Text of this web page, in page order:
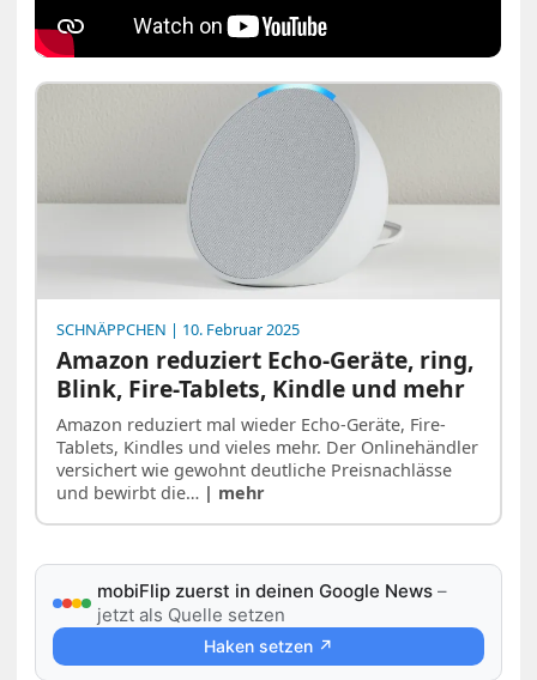
SCHNÄPPCHEN | 10. Februar 2025
Amazon reduziert Echo-Geräte, ring,
Blink, Fire-Tablets, Kindle und mehr
Amazon reduziert mal wieder Echo-Geräte, Fire-
Tablets, Kindles und vieles mehr. Der Onlinehändler
versichert wie gewohnt deutliche Preisnachlässe
und bewirbt die… | mehr
mobiFlip zuerst in deinen Google News –
jetzt als Quelle setzen
Haken setzen ↗